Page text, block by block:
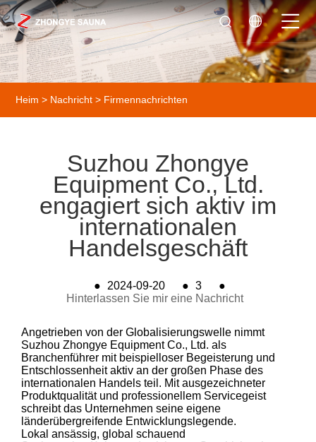
Heim > Nachricht > Firmennachrichten
Suzhou Zhongye
Equipment Co., Ltd.
engagiert sich aktiv im
internationalen
Handelsgeschäft
● 2024-09-20 ● 3
●
Hinterlassen Sie mir eine Nachricht
Angetrieben von der Globalisierungswelle nimmt
Suzhou Zhongye Equipment Co., Ltd. als
Branchenführer mit beispielloser Begeisterung und
Entschlossenheit aktiv an der großen Phase des
internationalen Handels teil. Mit ausgezeichneter
Produktqualität und professionellem Servicegeist
schreibt das Unternehmen seine eigene
länderübergreifende Entwicklungslegende.
Lokal ansässig, global schauend